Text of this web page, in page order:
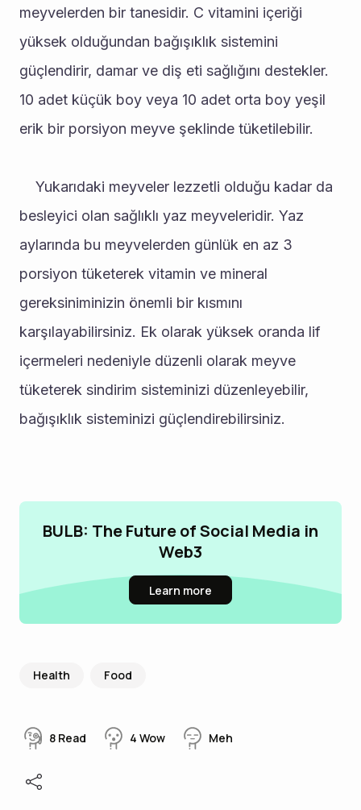
meyvelerden bir tanesidir. C vitamini içeriği
yüksek olduğundan bağışıklık sistemini
güçlendirir, damar ve diş eti sağlığını destekler.
10 adet küçük boy veya 10 adet orta boy yeşil
erik bir porsiyon meyve şeklinde tüketilebilir.
besleyici olan sağlıklı yaz meyveleridir. Yaz
aylarında bu meyvelerden günlük en az 3
porsiyon tüketerek vitamin ve mineral
gereksiniminizin önemli bir kısmını
karşılayabilirsiniz. Ek olarak yüksek oranda lif
içermeleri nedeniyle düzenli olarak meyve
tüketerek sindirim sisteminizi düzenleyebilir,
bağışıklık sisteminizi güçlendirebilirsiniz.
BULB: The Future of Social Media in
Web3
Learn more
Health Food
8 Read 4 Wow Meh